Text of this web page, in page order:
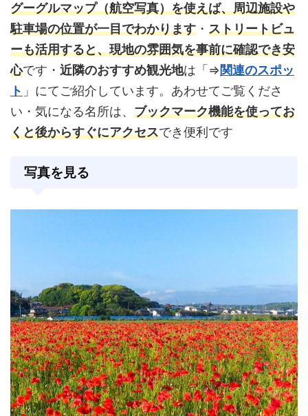
グーグルマップ（航空写真）を使えば、周辺施設や
駐車場の位置が一目でわかります ・ ストリートビュ
ーも活用すると、現地の雰囲気を事前に確認でき安
心です・ 近隣のおすすめ観光地は「⇒関連のスポッ
ト 」にてご紹介しています。あわせてご覧くださ
い・気になる名所は、 ブックマーク機能を使ってお
くと後からすぐにアクセスでき便利です
写真を見る